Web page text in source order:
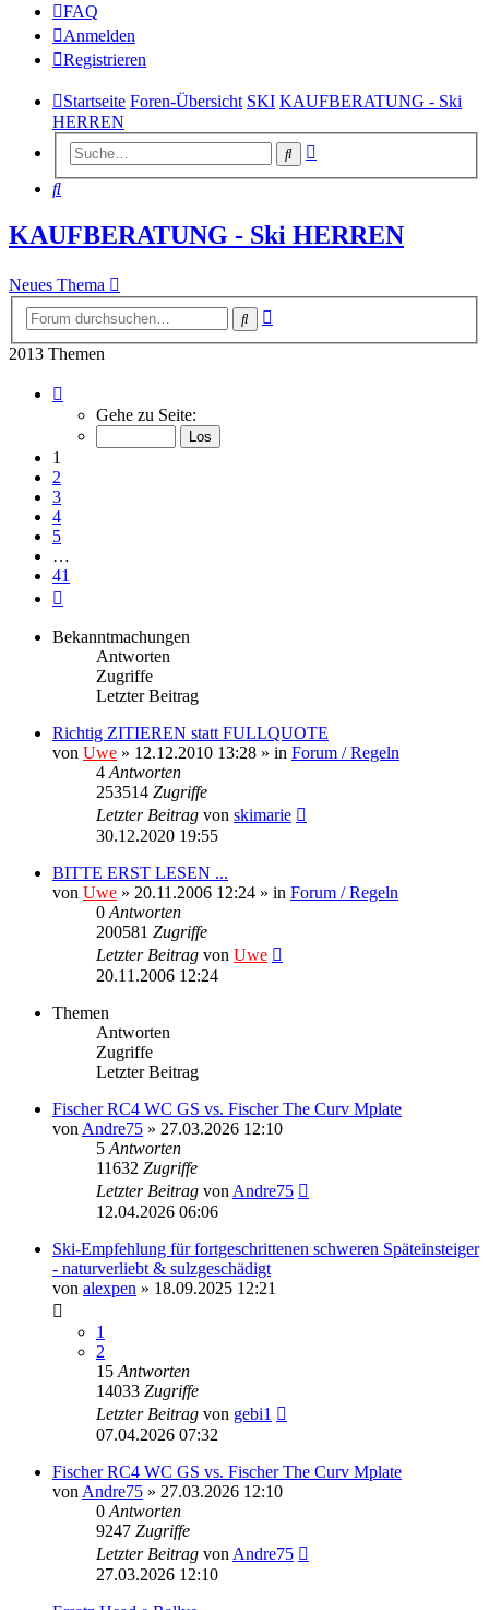
FAQ
Anmelden
Registrieren
Startseite Foren-Übersicht SKI KAUFBERATUNG - Ski
HERREN
Suche
Suche
KAUFBERATUNG - Ski HERREN
Neues Thema
Suche
2013 Themen
von
Gehe zu Seite:
1
2
3
4
5
…
41
Bekanntmachungen
Antworten
Zugriffe
Letzter Beitrag
Richtig ZITIEREN statt FULLQUOTE
von Uwe » 12.12.2010 13:28 » in Forum / Regeln
4 Antworten
253514 Zugriffe
Letzter Beitrag von skimarie
30.12.2020 19:55
BITTE ERST LESEN ...
von Uwe » 20.11.2006 12:24 » in Forum / Regeln
0 Antworten
200581 Zugriffe
Letzter Beitrag von Uwe
20.11.2006 12:24
Themen
Antworten
Zugriffe
Letzter Beitrag
Fischer RC4 WC GS vs. Fischer The Curv Mplate
von Andre75 » 27.03.2026 12:10
5 Antworten
11632 Zugriffe
Letzter Beitrag von Andre75
12.04.2026 06:06
Ski-Empfehlung für fortgeschrittenen schweren Späteinsteiger
- naturverliebt & sulzgeschädigt
von alexpen » 18.09.2025 12:21
1
2
15 Antworten
14033 Zugriffe
Letzter Beitrag von gebi1
07.04.2026 07:32
Fischer RC4 WC GS vs. Fischer The Curv Mplate
von Andre75 » 27.03.2026 12:10
0 Antworten
9247 Zugriffe
Letzter Beitrag von Andre75
27.03.2026 12:10